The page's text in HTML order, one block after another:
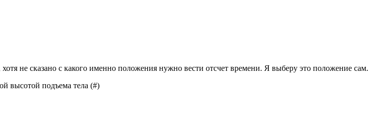
не сказано с какого именно положения нужно вести отсчет времени. Я выберу это положение сам.
высотой подъема тела (#)